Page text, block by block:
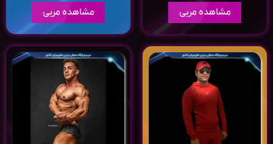
مشاهده مربی مشاهده مربی